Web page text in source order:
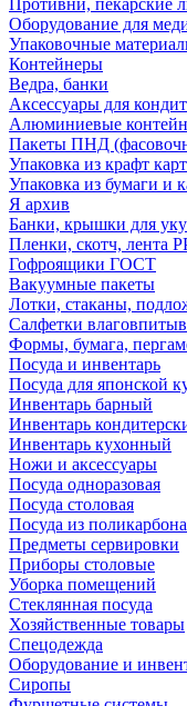
Противни, пекарские
Оборудование для
Упаковочные
Контейнеры
Ведра, банки
Аксессуары для
Алюминиевые
Пакеты ПНД
Упаковка из крафт
Упаковка из бумаги и
Я архив
Банки, крышки для
Пленки, скотч, лента
Гофроящики ГОСТ
Вакуумные пакеты
Лотки, стаканы,
Салфетки
Формы, бумага,
Посуда и инвентарь
Посуда для японской
Инвентарь барный
Инвентарь
Инвентарь кухонный
Ножи и аксессуары
Посуда одноразовая
Посуда столовая
Посуда из
Предметы сервировки
Приборы столовые
Уборка помещений
Стеклянная посуда
Хозяйственные товары
Спецодежда
Оборудование и
Сиропы